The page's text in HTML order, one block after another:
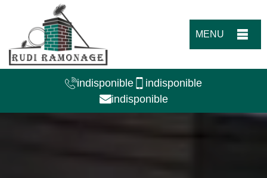
MENU
indisponible
indisponible
indisponible